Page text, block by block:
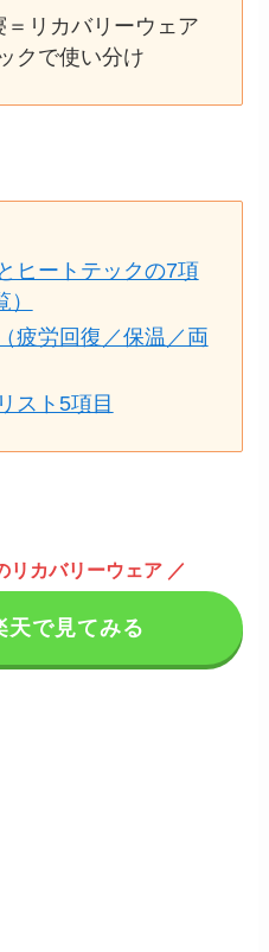
リカバリーウェア
クで使い分け
ヒートテックの7項
疲労回復／保温／両
スト5項目
リカバリーウェア ／
で見てみる